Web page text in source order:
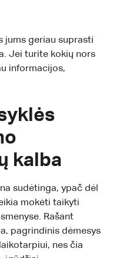
jums geriau suprasti
Jei turite kokių nors
informacijos,
kalba
sudėtinga, ypač dėl
mokėti taikyti
Rašant
pagrindinis dėmesys
nes čia